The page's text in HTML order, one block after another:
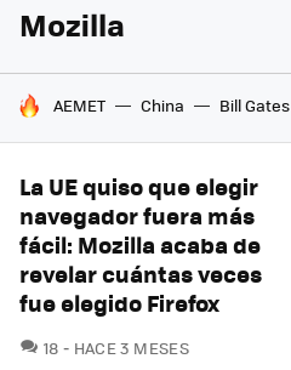
Mozilla
HOY SE HABLA DE
AEMET China Bill Gates
La UE quiso que elegir
navegador fuera más
fácil: Mozilla acaba de
revelar cuántas veces
fue elegido Firefox
18 COMENTARIOS
HACE 3 MESES